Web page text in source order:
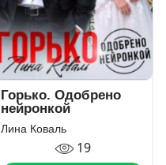
Горько. Одобрено
нейронкой
Лина Коваль
19